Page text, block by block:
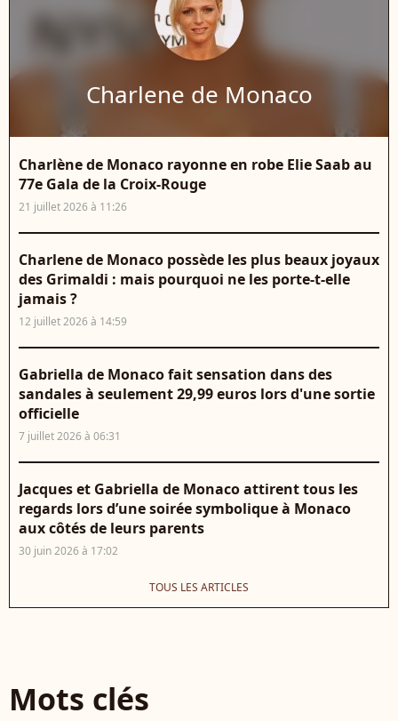
Charlene de Monaco
Charlène de Monaco rayonne en robe Elie Saab au
77e Gala de la Croix-Rouge
21 juillet 2026 à 11:26
Charlene de Monaco possède les plus beaux joyaux
des Grimaldi : mais pourquoi ne les porte-t-elle
jamais ?
12 juillet 2026 à 14:59
Gabriella de Monaco fait sensation dans des
sandales à seulement 29,99 euros lors d'une sortie
officielle
7 juillet 2026 à 06:31
Jacques et Gabriella de Monaco attirent tous les
regards lors d’une soirée symbolique à Monaco
aux côtés de leurs parents
30 juin 2026 à 17:02
TOUS LES ARTICLES
Mots clés